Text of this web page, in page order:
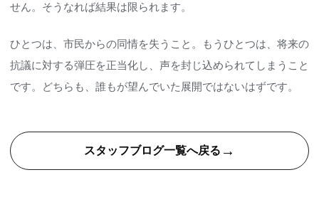
せん。そうなれば結果は限られます。
ひとつは、市民からの同情を失うこと。もうひとつは、将来の
抗議に対する弾圧を正当化し、声を封じ込められてしまうこと
です。どちらも、誰もが望んでいた展開ではないはずです。
スタッフブログ一覧へ戻る →